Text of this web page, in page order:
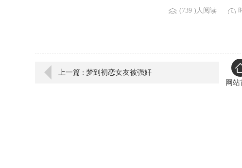
(739 )人阅读
上一篇 : 梦到初恋女友被强奸
网站